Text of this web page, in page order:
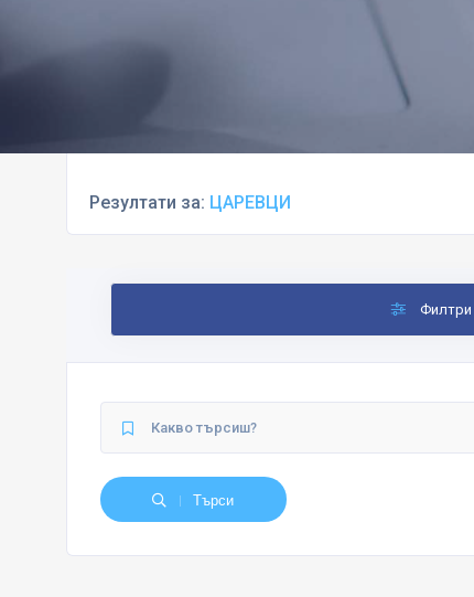
Резултати за: ЦАРЕВЦИ
Филтри
Търси